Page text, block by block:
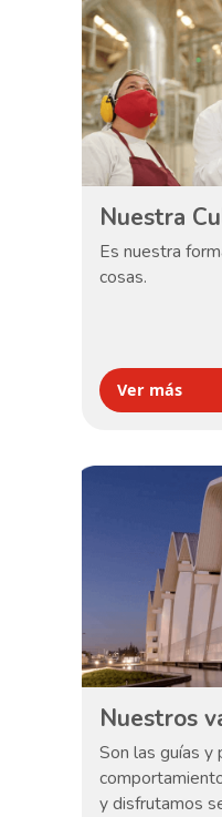
Nuestra
Es nuestra
cosas.
Ver más
Nuestros
Son las guías y
y disfrutamos